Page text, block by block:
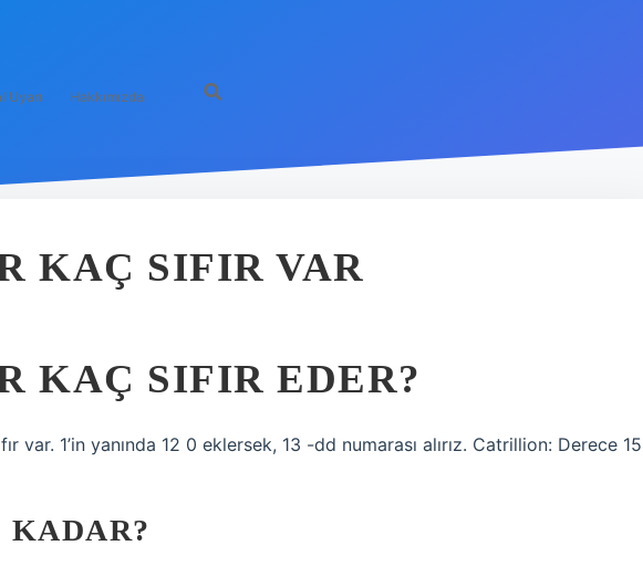
Uyarı Hakkımızda
KAÇ SIFIR VAR
KAÇ SIFIR EDER?
var. 1’in yanında 12 0 eklersek, 13 -dd numarası alırız. Catrillion: Derece 15
KADAR?